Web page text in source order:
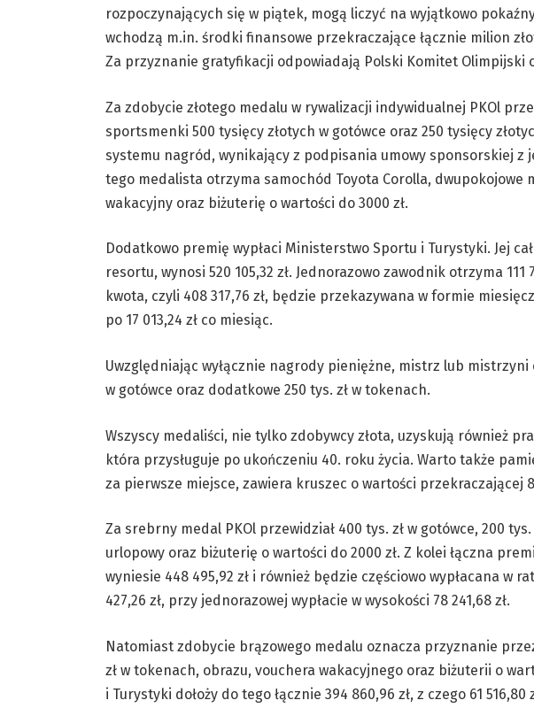
rozpoczynających się w piątek, mogą liczyć na wyjątkowo
wchodzą m.in. środki finansowe przekraczające łącznie milion
Za przyznanie gratyfikacji odpowiadają Polski Komitet Olimpijski
Za zdobycie złotego medalu w rywalizacji indywidualnej PKOl
sportsmenki 500 tysięcy złotych w gotówce oraz 250 tysięcy
systemu nagród, wynikający z podpisania umowy sponsorskiej z
tego medalista otrzyma samochód Toyota Corolla, dwupokojowe
wakacyjny oraz biżuterię o wartości do 3000 zł.
Dodatkowo premię wypłaci Ministerstwo Sportu i Turystyki. Jej
resortu, wynosi 520 105,32 zł. Jednorazowo zawodnik otrzyma 111
kwota, czyli 408 317,76 zł, będzie przekazywana w formie
po 17 013,24 zł co miesiąc.
Uwzględniając wyłącznie nagrody pieniężne, mistrz lub mistrzyni
w gotówce oraz dodatkowe 250 tys. zł w tokenach.
Wszyscy medaliści, nie tylko zdobywcy złota, uzyskują również
która przysługuje po ukończeniu 40. roku życia. Warto także
za pierwsze miejsce, zawiera kruszec o wartości przekraczającej
Za srebrny medal PKOl przewidział 400 tys. zł w gotówce, 200
urlopowy oraz biżuterię o wartości do 2000 zł. Z kolei łączna
wyniesie 448 495,92 zł i również będzie częściowo wypłacana w
427,26 zł, przy jednorazowej wypłacie w wysokości 78 241,68 zł.
Natomiast zdobycie brązowego medalu oznacza przyznanie
zł w tokenach, obrazu, vouchera wakacyjnego oraz biżuterii o
i Turystyki dołoży do tego łącznie 394 860,96 zł, z czego 61